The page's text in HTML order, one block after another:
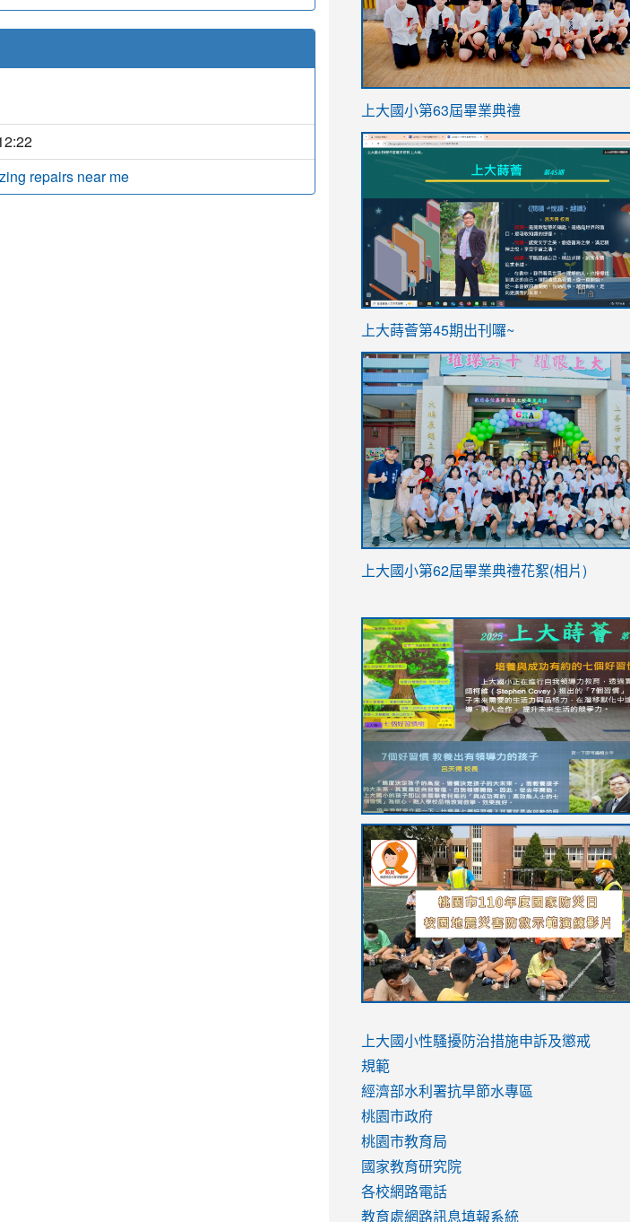
repairs near me
link
https://sites.google.com/stes.tyc.edu.tw/
上大國小第63屆畢業典禮
link
ink
https://sites.google.com/stes.tyc.edu.tw/
link
https://sites.google.com/stes.tyc.edu.tw/
上大蒔薈第45期出刊囉~
link
YfDQppRvyMk686kIw6SBbssEIZ6WnT/
usp=sharing
上大國小第62屆畢業典禮花絮(相片)
to
https://drive.google.com/file/d/1I-
YfDQppRvyMk686kIw6SBbssEIZ6WnT/
usp=sharing
to
https://sites.google.com/stes.tyc.edu.tw/
link
to
https://sites.google.com/stes.tyc.edu.tw/
link
to
https://drive.google.com/file/d/
usp=sharing
link
to
https://youtu.be/jJOMVWY3-
8M
link
to
https://drive.google.com/file/d/
usp=sharing
to
https://www.youtube.com/watch?
v=hC_gdZndU9s
to
https://www.youtube.com/watch?
v=hC_gdZndU9s
link
to
https://www.youtube.com/watch?
v=mfpNykQ0g4M
上大國小性騷擾防治措施申訴及懲戒
規範
經濟部水利署抗旱節水專區
桃園市政府
桃園市教育局
國家教育研究院
各校網路電話
教育處網路訊息填報系統